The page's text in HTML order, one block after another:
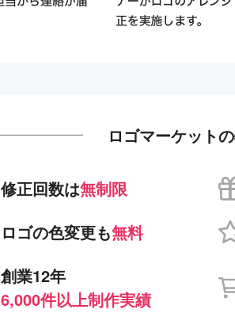
ロゴマーケット
修正回数は無制限
ロゴの色変更も無料
創業12年
6,000件以上制作実績